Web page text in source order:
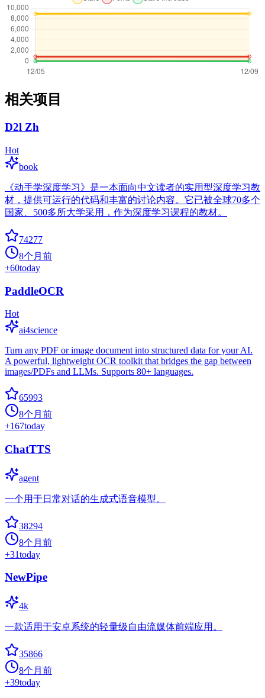
相关项目
D2l Zh
Hot
book
《动手学深度学习》是一本面向中文读者的实用型深度学习教
材，提供可运行的代码和丰富的讨论内容。它已被全球70多个
国家、500多所大学采用，作为深度学习课程的教材。
74277
8个月前
+60today
PaddleOCR
Hot
ai4science
Turn any PDF or image document into structured data for your AI.
A powerful, lightweight OCR toolkit that bridges the gap between
images/PDFs and LLMs. Supports 80+ languages.
65993
8个月前
+167today
ChatTTS
agent
一个用于日常对话的生成式语音模型。
38294
8个月前
+31today
NewPipe
4k
一款适用于安卓系统的轻量级自由流媒体前端应用。
35866
8个月前
+39today